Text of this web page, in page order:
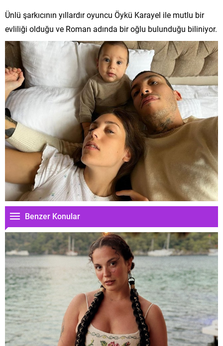
Ünlü şarkıcının yıllardır oyuncu Öykü Karayel ile mutlu bir
evliliği olduğu ve Roman adında bir oğlu bulunduğu biliniyor.
Benzer Konular